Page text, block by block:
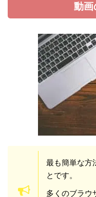
動画
最も簡単な方
とです。
多くのブラウ